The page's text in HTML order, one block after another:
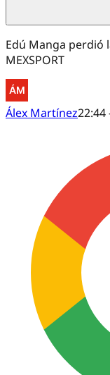
Edú Manga perdió
MEXSPORT
Álex Martínez22:44